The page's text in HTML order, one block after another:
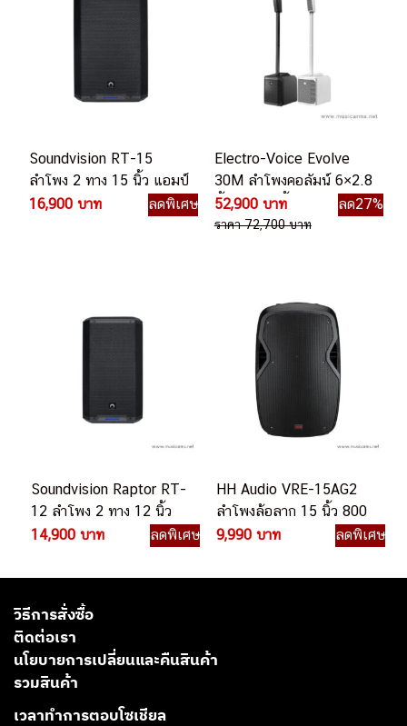
Soundvision RT-15
ลำโพง 2 ทาง 15 นิ้ว แอมป์
ในตัว 4000 วัตต์
16,900 บาท ลดพิเศษ
Electro-Voice Evolve
30M ลำโพงคอลัมน์ 6×2.8
นิ้ว ซับ 10 นิ้ว 1000 วัตต์
52,900 บาท ลด27%
ราคา 72,700 บาท
Soundvision Raptor RT-
12 ลำโพง 2 ทาง 12 นิ้ว
แอมป์ในตัว 4000 วัตต์
14,900 บาท ลดพิเศษ
HH Audio VRE-15AG2
ลำโพงล้อลาก 15 นิ้ว 800
วัตต์ มิกเซอร์ในตัว 3
9,990 บาท ลดพิเศษ
วิธีการสั่งซื้อ
ติดต่อเรา
นโยบายการเปลี่ยนและคืนสินค้า
รวมสินค้า
เวลาทำการตอบโซเชียล